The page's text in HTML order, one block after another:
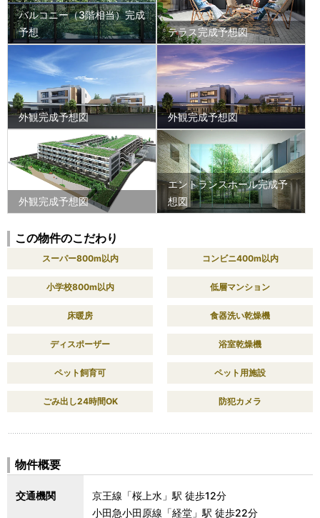
バルコニー（3階相当）完成
予想
テラス完成予想図
外観完成予想図 外観完成予想図
外観完成予想図
エントランスホール完成予
想図
この物件のこだわり
スーパー800m以内 コンビニ400m以内
小学校800m以内 低層マンション
床暖房 食器洗い乾燥機
ディスポーザー 浴室乾燥機
ペット飼育可 ペット用施設
ごみ出し24時間OK 防犯カメラ
物件概要
交通機関
京王線「桜上水」駅 徒歩12分
小田急小田原線「経堂」駅 徒歩22分